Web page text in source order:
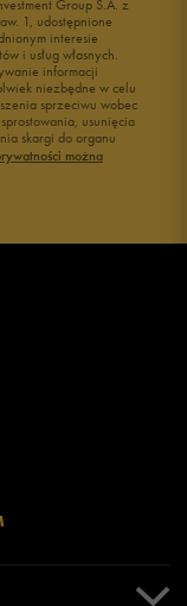
Group S.A. z
1, udostępnione
interesie
i usług własnych.
informacji
niezbędne w celu
sprzeciwu wobec
usunięcia
skargi do organu
można